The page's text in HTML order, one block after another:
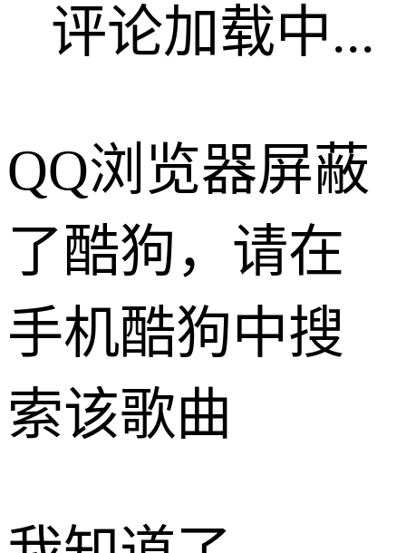
评论加载中...
QQ浏览器屏蔽
了酷狗，请在
手机酷狗中搜
索该歌曲